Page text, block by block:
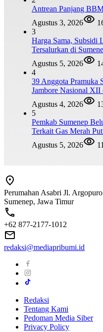
Antrean Panjang
Agustus 3, 2026
3
Harga Sama, Subsidi
Tersalurkan di
Agustus 5, 2026
4
39 Anggota Pramuka
Jambore Nasional
Agustus 4, 2026
5
Pemkab Sumenep
Terkait Gas Merah
Agustus 5, 2026
Perumahan Asabri Jl.
Sumenep, Jawa Timur
+62 877-2177-1012
redaksi@mediapribumi.id
Redaksi
Tentang Kami
Pedoman Media Siber
Privacy Policy